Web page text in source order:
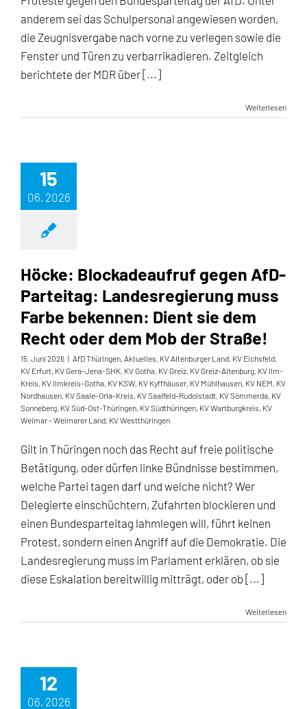
anderem sei das Schulpersonal angewiesen worden,
die Zeugnisvergabe nach vorne zu verlegen sowie die
Fenster und Türen zu verbarrikadieren. Zeitgleich
berichtete der MDR über [...]
Weiterlesen
15
06, 2026
Höcke: Blockadeaufruf gegen AfD-
Parteitag: Landesregierung muss
Farbe bekennen: Dient sie dem
Recht oder dem Mob der Straße!
15. Juni 2026 | AfD Thüringen, Aktuelles, KV Altenburger Land, KV Eichsfeld,
KV Erfurt, KV Gera-Jena-SHK, KV Gotha, KV Greiz, KV Greiz-Altenburg, KV Ilm-
Kreis, KV Ilmkreis-Gotha, KV KSW, KV Kyffhäuser, KV Mühlhausen, KV NEM, KV
Nordhausen, KV Saale-Orla-Kreis, KV Saalfeld-Rudolstadt, KV Sömmerda, KV
Sonneberg, KV Süd-Ost-Thüringen, KV Südthüringen, KV Wartburgkreis, KV
Weimar - Weimarer Land, KV Westthüringen
Gilt in Thüringen noch das Recht auf freie politische
Betätigung, oder dürfen linke Bündnisse bestimmen,
welche Partei tagen darf und welche nicht? Wer
Delegierte einschüchtern, Zufahrten blockieren und
einen Bundesparteitag lahmlegen will, führt keinen
Protest, sondern einen Angriff auf die Demokratie. Die
Landesregierung muss im Parlament erklären, ob sie
diese Eskalation bereitwillig mitträgt, oder ob [...]
Weiterlesen
12
06, 2026